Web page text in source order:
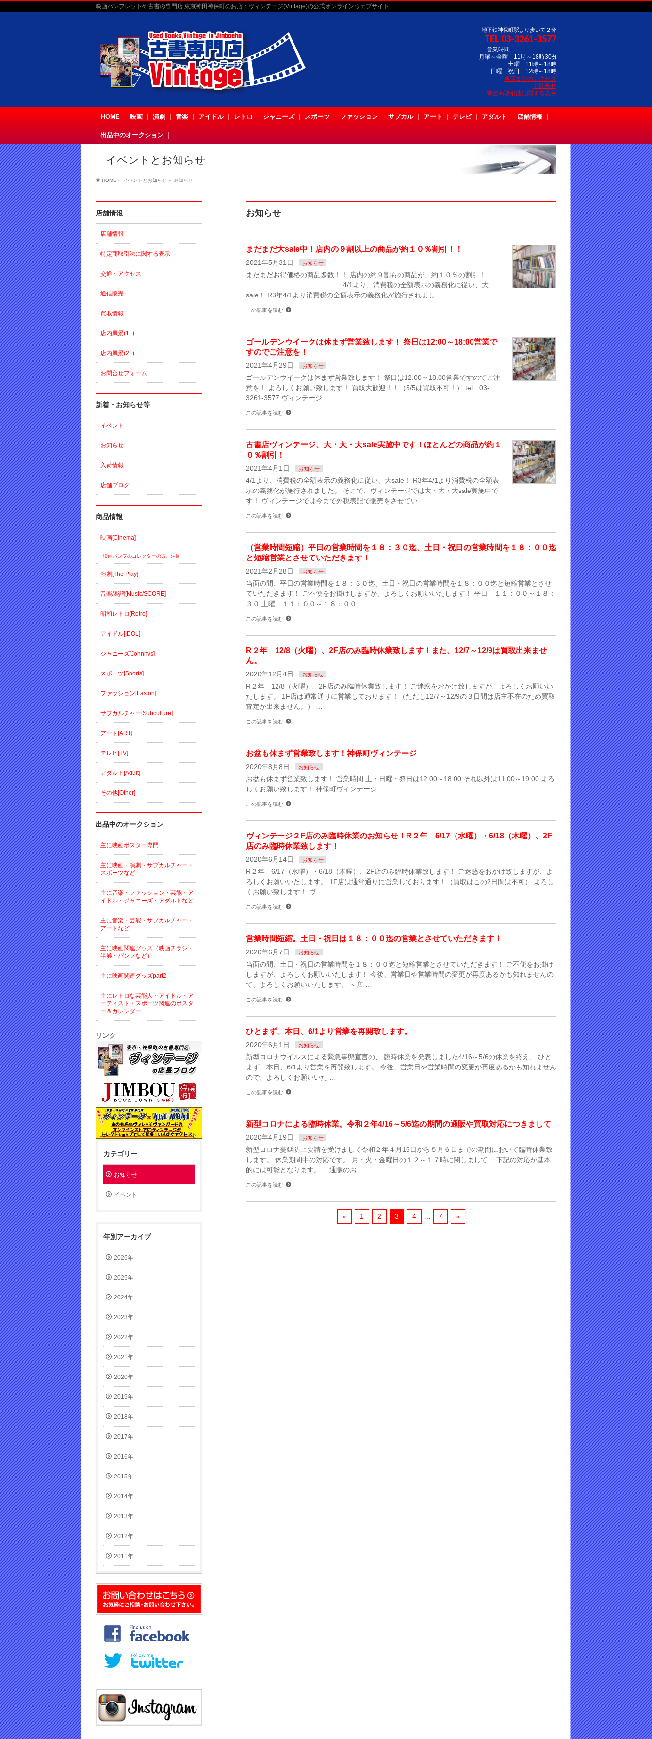
映画パンフレットや古書の専門店 東京神田神保町のお店：ヴィンテージ(Vintage)の公式オンラインウェブサイト
地下鉄神保町駅より歩いて２分
TEL 03-3261-3577
営業時間
月曜～金曜 11時～18時30分
土曜 11時～18時
日曜・祝日 12時～18時
当店までのアクセス
お問合せ
特定商取引法に関する表示
HOME 映画 演劇 音楽 アイドル レトロ ジャニーズ スポーツ ファッション サブカル アート テレビ アダルト 店舗情報
出品中のオークション
イベントとお知らせ
HOME » イベントとお知らせ » お知らせ
お知らせ
まだまだ大sale中！店内の９割以上の商品が約１０％割引！！
2021年5月31日 お知らせ
まだまだお得価格の商品多数！！ 店内の約９割もの商品が、約１０％の割引！！ ＿
＿＿＿＿＿＿＿＿＿＿＿＿＿＿ 4/1より、消費税の全額表示の義務化に従い、大
sale！ R3年4/1より消費税の全額表示の義務化が施行されまし …
この記事を読む
ゴールデンウイークは休まず営業致します！ 祭日は12:00～18:00営業で
すのでご注意を！
2021年4月29日 お知らせ
ゴールデンウイークは休まず営業致します！ 祭日は12:00～18:00営業ですのでご注
意を！ よろしくお願い致します！ 買取大歓迎！！（5/5は買取不可！） tel 03-
3261-3577 ヴィンテージ
この記事を読む
古書店ヴィンテージ、大・大・大sale実施中です！ほとんどの商品が約１
０％割引！
2021年4月1日 お知らせ
4/1より、消費税の全額表示の義務化に従い、大sale！ R3年4/1より消費税の全額表
示の義務化が施行されました。 そこで、ヴィンテージでは大・大・大sale実施中で
す！ ヴィンテージでは今まで外税表記で販売をさせてい …
この記事を読む
（営業時間短縮）平日の営業時間を１８：３０迄、土日・祝日の営業時間を１８：００迄
と短縮営業とさせていただきます！
2021年2月28日 お知らせ
当面の間、平日の営業時間を１８：３０迄、土日・祝日の営業時間を１８：００迄と短縮営業とさせ
ていただきます！ ご不便をお掛けしますが、よろしくお願いいたします！ 平日 １１：００～１８：
３０ 土曜 １１：００～１８：００ …
この記事を読む
R２年 12/8（火曜）、2F店のみ臨時休業致します！また、12/7～12/9は買取出来ませ
ん。
2020年12月4日 お知らせ
R２年 12/8（火曜）、2F店のみ臨時休業致します！ ご迷惑をおかけ致しますが、よろしくお願いい
たします。 1F店は通常通りに営業しております！（ただし12/7～12/9の３日間は店主不在のため買取
査定が出来ません。） …
この記事を読む
お盆も休まず営業致します！神保町ヴィンテージ
2020年8月8日 お知らせ
お盆も休まず営業致します！ 営業時間 土・日曜・祭日は12:00～18:00 それ以外は11:00～19:00 よろ
しくお願い致します！ 神保町ヴィンテージ
この記事を読む
ヴィンテージ２F店のみ臨時休業のお知らせ！R２年 6/17（水曜）・6/18（木曜）、2F
店のみ臨時休業致します！
2020年6月14日 お知らせ
R２年 6/17（水曜）・6/18（木曜）、2F店のみ臨時休業致します！ ご迷惑をおかけ致しますが、よ
ろしくお願いいたします。 1F店は通常通りに営業しております！（買取はこの2日間は不可） よろし
くお願い致します！ ヴ …
この記事を読む
営業時間短縮。土日・祝日は１８：００迄の営業とさせていただきます！
2020年6月7日 お知らせ
当面の間、土日・祝日の営業時間を１８：００迄と短縮営業とさせていただきます！ ご不便をお掛け
しますが、よろしくお願いいたします！ 今後、営業日や営業時間の変更が再度あるかも知れませんの
で、よろしくお願いいたします。 ＜店 …
この記事を読む
ひとまず、本日、6/1より営業を再開致します。
2020年6月1日 お知らせ
新型コロナウイルスによる緊急事態宣言の、 臨時休業を発表しました4/16～5/6の休業を終え、 ひと
まず、本日、6/1より営業を再開致します。 今後、営業日や営業時間の変更が再度あるかも知れません
ので、よろしくお願いいた …
この記事を読む
新型コロナによる臨時休業。令和２年4/16～5/6迄の期間の通販や買取対応につきまして
2020年4月19日 お知らせ
新型コロナ蔓延防止要請を受けまして令和２年４月16日から５月６日までの期間において臨時休業致
します。 休業期間中の対応です。 月・火・金曜日の１２～１７時に関しまして、 下記の対応が基本
的には可能となります。 ・通販のお …
この記事を読む
« 1 2 3 4 7 »
店舗情報
店舗情報
特定商取引法に関する表示
交通・アクセス
通信販売
買取情報
店内風景(1F)
店内風景(2F)
お問合せフォーム
新着・お知らせ等
イベント
お知らせ
入荷情報
店舗ブログ
商品情報
映画[Cinema]
映画パンフのコレクターの方、注目
演劇[The Play]
音楽/楽譜[Music/SCORE]
昭和レトロ[Retro]
アイドル[IDOL]
ジャニーズ[Johnnys]
スポーツ[Sports]
ファッション[Fasion]
サブカルチャー[Subculture]
アート[ART]
テレビ[TV]
アダルト[Adult]
その他[Other]
出品中のオークション
主に映画ポスター専門
主に映画・演劇・サブカルチャー・
スポーツなど
主に音楽・ファッション・芸能・ア
イドル・ジャニーズ・アダルトなど
主に音楽・芸能・サブカルチャー・
アートなど
主に映画関連グッズ（映画チラシ・
半券・パンフなど）
主に映画関連グッズpart2
主にレトロな芸能人・アイドル・ア
ーティスト・スポーツ関連のポスタ
ー＆カレンダー
リンク
カテゴリー
お知らせ
イベント
年別アーカイブ
2026年
2025年
2024年
2023年
2022年
2021年
2020年
2019年
2018年
2017年
2016年
2015年
2014年
2013年
2012年
2011年